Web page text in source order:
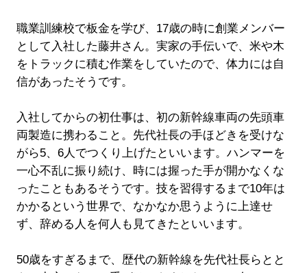
職業訓練校で板金を学び、17歳の時に創業メンバー
として入社した藤井さん。実家の手伝いで、米や木
をトラックに積む作業をしていたので、体力には自
信があったそうです。
入社してからの初仕事は、初の新幹線車両の先頭車
両製造に携わること。先代社長の手ほどきを受けな
がら5、6人でつくり上げたといいます。ハンマーを
一心不乱に振り続け、時には握った手が開かなくな
ったこともあるそうです。技を習得するまで10年は
かかるという世界で、なかなか思うように上達せ
ず、辞める人を何人も見てきたといいます。
50歳をすぎるまで、歴代の新幹線を先代社長らとと